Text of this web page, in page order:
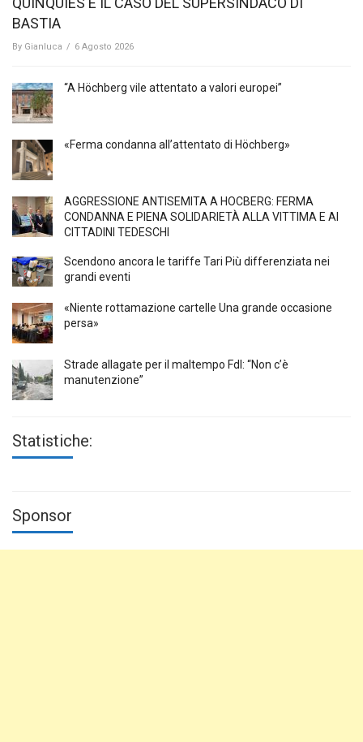
BASTIA
By Gianluca / 6 Agosto 2026
“A Höchberg vile attentato a valori europei”
«Ferma condanna all’attentato di Höchberg»
AGGRESSIONE ANTISEMITA A HÖCBERG: FERMA
CONDANNA E PIENA SOLIDARIETÀ ALLA VITTIMA E AI
CITTADINI TEDESCHI
Scendono ancora le tariffe Tari Più differenziata nei
grandi eventi
«Niente rottamazione cartelle Una grande occasione
persa»
Strade allagate per il maltempo FdI: “Non c’è
manutenzione”
Statistiche:
Sponsor